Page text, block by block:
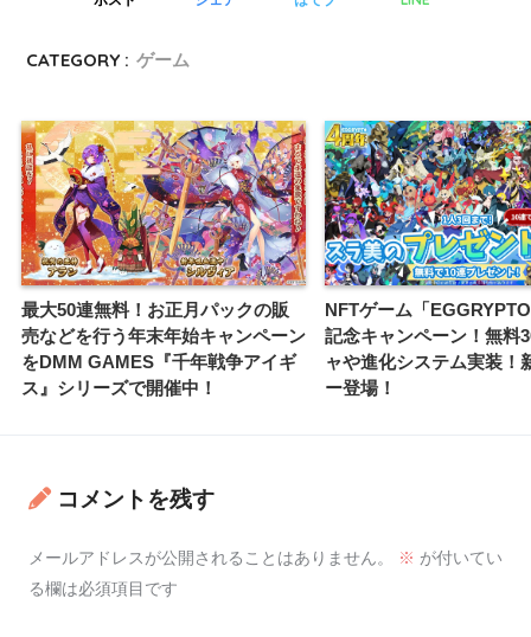
CATEGORY : ゲーム
最大50連無料！お正月パックの販
売などを行う年末年始キャンペーン
をDMM GAMES『千年戦争アイギ
ス』シリーズで開催中！
NFTゲーム「
記念キャンペーン！無料
ャや進化システム実装！
ー登場！
コメントを残す
メールアドレスが公開されることはありません。 ※ が付いてい
る欄は必須項目です